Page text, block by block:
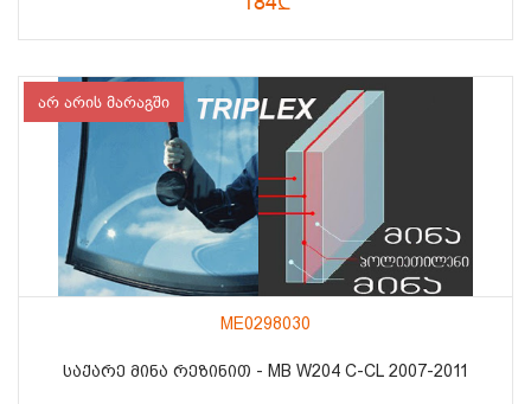
არ არის მარაგში
ME0298030
ᲡᲐᲥᲐᲠᲔ ᲛᲘᲜᲐ ᲠᲔᲖᲘᲜᲘᲗ - MB W204 C-CL 2007-2011